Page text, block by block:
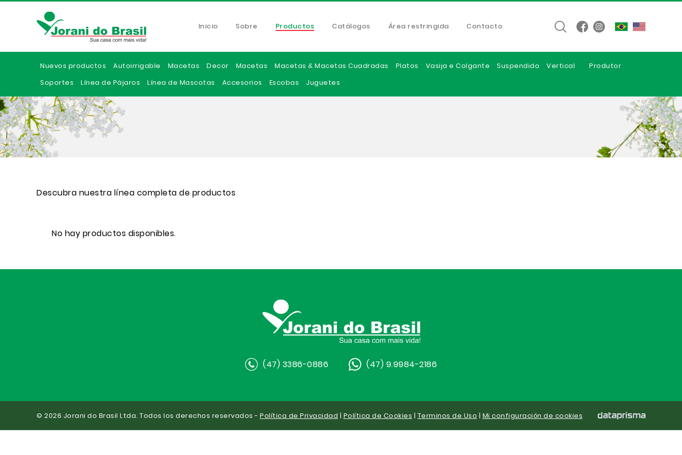
Inicio Sobre Productos Catálogos Área restringida Contacto
Nuevos productos Autoirrigable Macetas Decor Macetas Macetas & Macetas Cuadradas Platos Vasija e Colgante Suspendido Vertical
Produtor
Soportes
Línea de Pájaros Línea de Mascotas Accesorios Escobas Juguetes
Descubra nuestra línea completa de productos
No hay productos disponibles.
(47) 3386-0886 (47) 9.9984-2186
© 2026 Jorani do Brasil Ltda. Todos los derechos reservados - Política de Privacidad | Política de Cookies | Terminos de Uso | Mi configuración de cookies